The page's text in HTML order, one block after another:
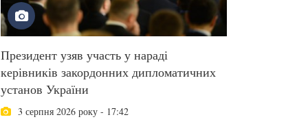
Президент узяв участь у нараді
керівників закордонних дипломатичних
установ України
3 серпня 2026 року - 17:42